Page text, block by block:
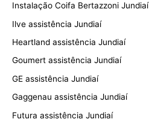
Instalação Coifa Bertazzoni Jundiaí
Ilve assistência Jundiaí
Heartland assistência Jundiaí
Goumert assistência Jundiaí
GE assistência Jundiaí
Gaggenau assistência Jundiaí
Futura assistência Jundiaí